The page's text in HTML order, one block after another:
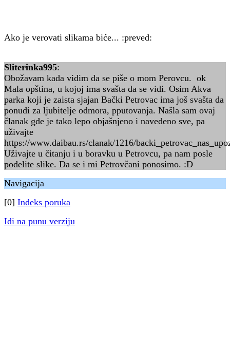
Ako je verovati slikama biće... :preved:
Sliterinka995:
Obožavam kada vidim da se piše o mom Perovcu. ok
Mala opština, u kojoj ima svašta da se vidi. Osim Akva
parka koji je zaista sjajan Bački Petrovac ima još svašta da
ponudi za ljubitelje odmora, pputovanja. Našla sam ovaj
članak gde je tako lepo objašnjeno i navedeno sve, pa
uživajte
https://www.daibau.rs/clanak/1216/
Uživajte u čitanju i u boravku u Petrovcu, pa nam posle
podelite slike. Da se i mi Petrovčani ponosimo. :D
Navigacija
[0] Indeks poruka
Idi na punu verziju